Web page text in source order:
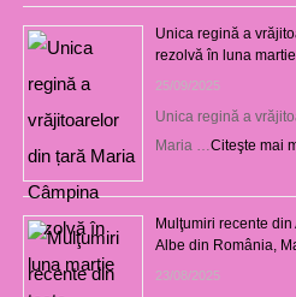
Unica regină a
rezolvă în luna
25/09/2025
Unica regină a
Maria …Citeşte mai
Mulţumiri recente
Albe din România,
23/08/2025